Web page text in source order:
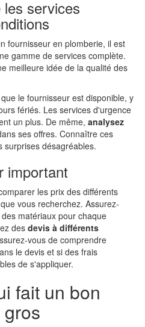
services
fournisseur en plomberie, il est
gamme de services complète.
meilleure idée de la qualité des
le fournisseur est disponible, y
fériés. Les services d'urgence
un plus. De même, analysez
ses offres. Connaître ces
surprises désagréables.
important
les prix des différents
vous recherchez. Assurez-
matériaux pour chaque
des devis à différents
vous de comprendre
le devis et si des frais
de s'appliquer.
fait un bon